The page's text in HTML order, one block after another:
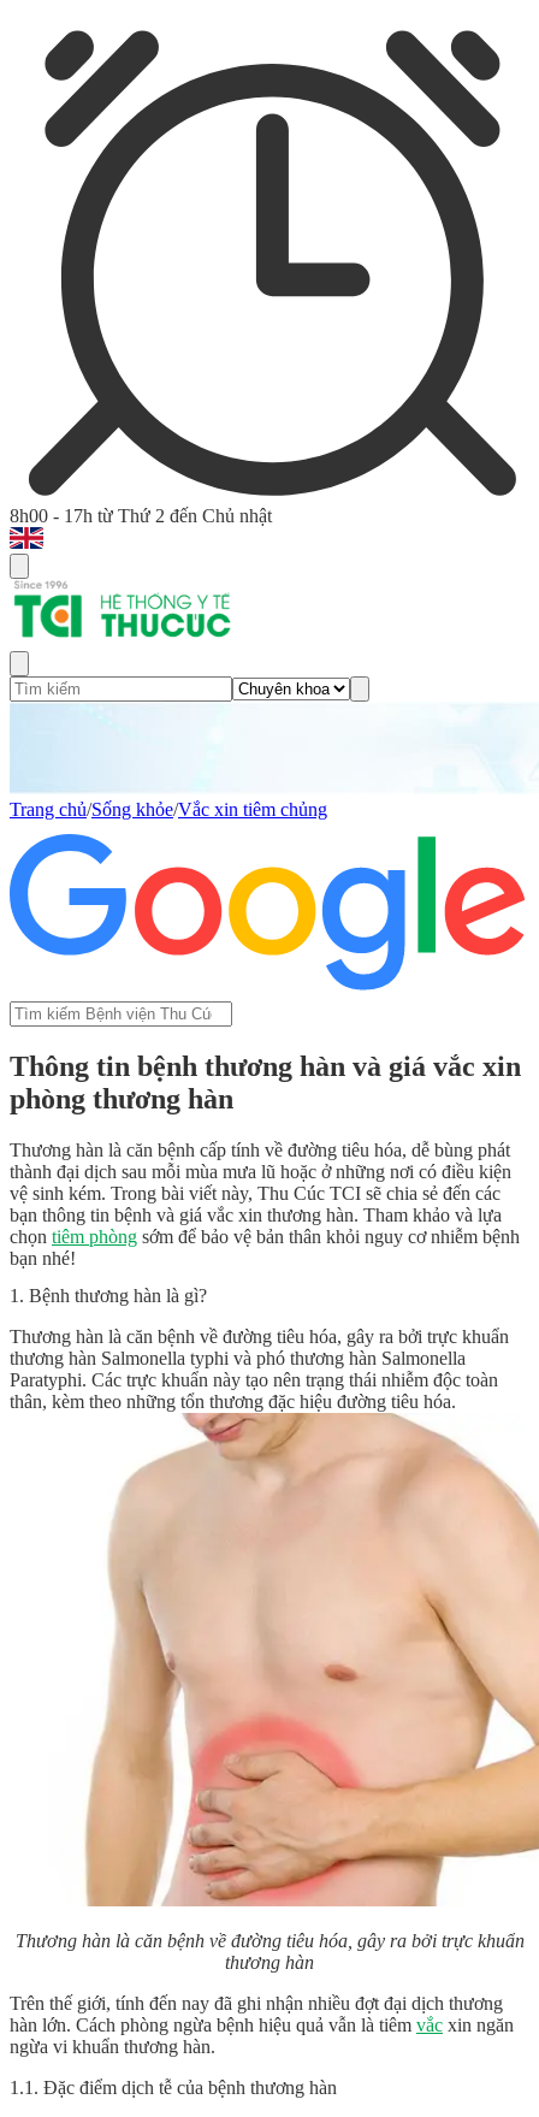
8h00 - 17h từ Thứ 2 đến Chủ nhật
Trang chủ/Sống khỏe/Vắc xin tiêm chủng
Thông tin bệnh thương hàn và giá vắc xin
phòng thương hàn
Thương hàn là căn bệnh cấp tính về đường tiêu hóa, dễ bùng phát
thành đại dịch sau mỗi mùa mưa lũ hoặc ở những nơi có điều kiện
vệ sinh kém. Trong bài viết này, Thu Cúc TCI sẽ chia sẻ đến các
bạn thông tin bệnh và giá vắc xin thương hàn. Tham khảo và lựa
chọn tiêm phòng sớm để bảo vệ bản thân khỏi nguy cơ nhiễm bệnh
bạn nhé!
1. Bệnh thương hàn là gì?
Thương hàn là căn bệnh về đường tiêu hóa, gây ra bởi trực khuẩn
thương hàn Salmonella typhi và phó thương hàn Salmonella
Paratyphi. Các trực khuẩn này tạo nên trạng thái nhiễm độc toàn
thân, kèm theo những tổn thương đặc hiệu đường tiêu hóa.
Thương hàn là căn bệnh về đường tiêu hóa, gây ra bởi trực khuẩn
thương hàn
️Trên thế giới, tính đến nay đã ghi nhận nhiều đợt đại dịch thương
hàn lớn. Cách phòng ngừa bệnh hiệu quả vẫn là tiêm vắc xin ngăn
ngừa vi khuẩn thương hàn.
1.1. Đặc điểm dịch tễ của bệnh thương hàn